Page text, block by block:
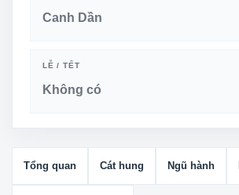
Canh Dần
LỄ / TẾT
Không có
Tổng quan Cát hung Ngũ hành